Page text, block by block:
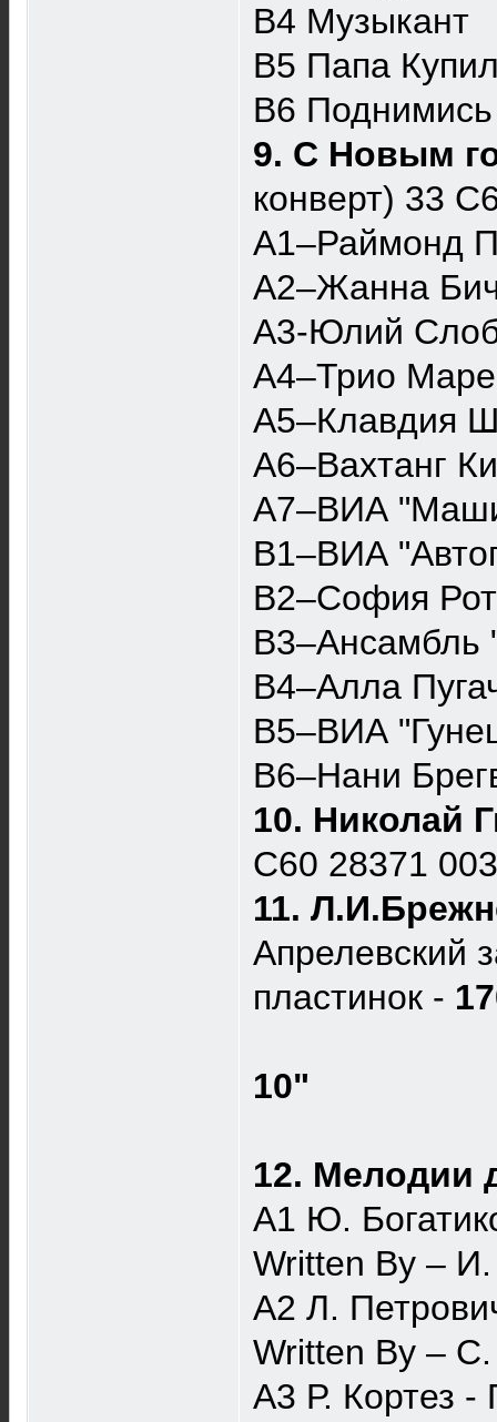
B4 Музыкант
B5 Папа
B6
9. С Новым
конверт) 33
A1–Раймонд
A2–Жанна
A3-Юлий
A4–Трио
A5–Клавдия
A6–Вахтанг
A7–ВИА
B1–ВИА
B2–София
B3–Ансамбль
B4–Алла
B5–ВИА
B6–Нани
10. Николай
С60 28371
11.
Апрелевский
пластинок -
10"
12. Мелодии
A1 Ю.
Written By –
A2 Л.
Written By –
A3 Р. Кортез